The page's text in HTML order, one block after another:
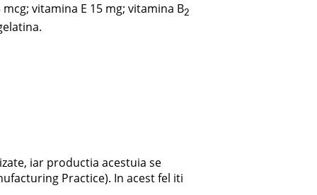
vitamina E 15 mg; vitamina B2
iar productia acestuia se
Practice). In acest fel iti